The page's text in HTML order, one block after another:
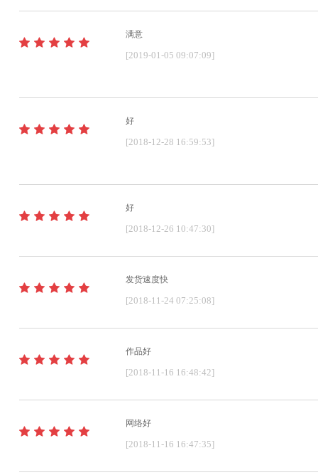
满意
[2019-01-05 09:07:09]
好
[2018-12-28 16:59:53]
好
[2018-12-26 10:47:30]
发货速度快
[2018-11-24 07:25:08]
作品好
[2018-11-16 16:48:42]
网络好
[2018-11-16 16:47:35]